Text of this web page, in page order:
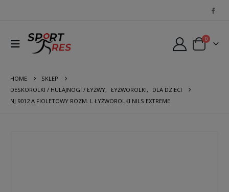
0
HOME
SKLEP
DESKOROLKI / HULAJNOGI / ŁYŻWY, ŁYŻWOROLKI,
DLA DZIECI
NJ 9012 A FIOLETOWY ROZM. L ŁYŻWOROLKI NILS EXTREME